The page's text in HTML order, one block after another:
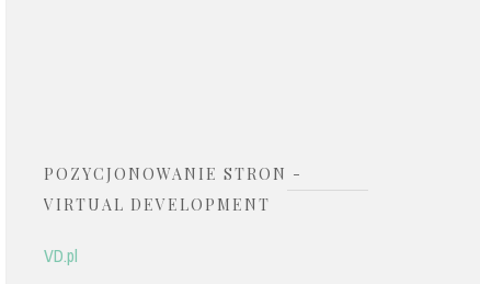
POZYCJONOWANIE STRON -
VIRTUAL DEVELOPMENT
VD.pl